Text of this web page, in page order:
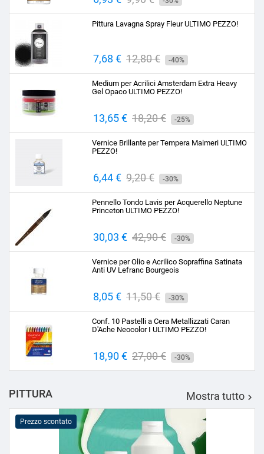
base
Pittura Lavagna Spray Fleur ULTIMO PEZZO!
Prezzo
7,68 € Prezzo
base
12,80 € -40%
Medium per Acrilici Amsterdam Extra Heavy
Gel Opaco ULTIMO PEZZO!
Prezzo
13,65 € Prezzo
base
18,20 € -25%
Vernice Brillante per Tempera Maimeri ULTIMO
PEZZO!
Prezzo
6,44 € Prezzo
base
9,20 € -30%
Pennello Tondo Lavis per Acquerello Neptune
Princeton ULTIMO PEZZO!
Prezzo
30,03 € Prezzo
base
42,90 € -30%
Vernice per Olio e Acrilico Sopraffina Satinata
Anti UV Lefranc Bourgeois
Prezzo
8,05 € Prezzo
base
11,50 € -30%
Conf. 10 Pastelli a Cera Metallizzati Caran
D'Ache Neocolor I ULTIMO PEZZO!
Prezzo
18,90 € Prezzo
base
27,00 € -30%
PITTURA Mostra tutto 
Prezzo scontato